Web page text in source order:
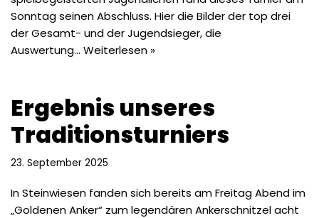
Sonntag seinen Abschluss. Hier die Bilder der top drei
der Gesamt- und der Jugendsieger, die
Auswertung… Weiterlesen »
Ergebnis unseres
Traditionsturniers
23. September 2025
In Steinwiesen fanden sich bereits am Freitag Abend im
„Goldenen Anker“ zum legendären Ankerschnitzel acht